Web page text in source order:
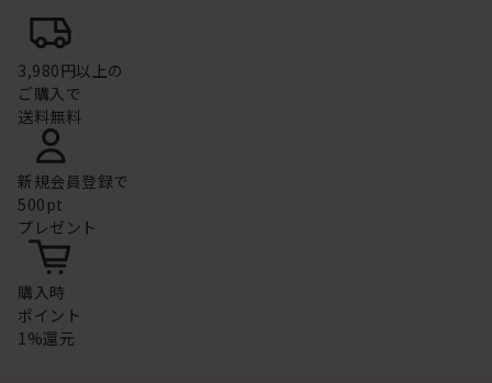
3,980円以上の
ご購入で
送料無料
新規会員登録で
500pt
プレゼント
購入時
ポイント
1%還元